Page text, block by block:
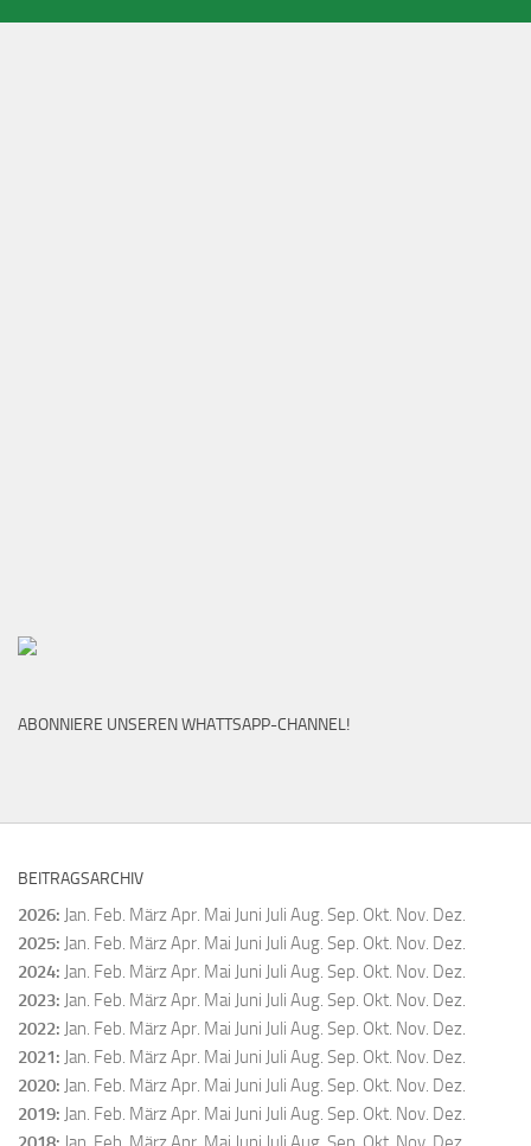
ABONNIERE UNSEREN WHATTSAPP-CHANNEL!
BEITRAGSARCHIV
2026: Jan. Feb. MärzApr. Mai Juni Juli Aug. Sep. Okt. Nov. Dez.
2025: Jan. Feb. MärzApr. Mai Juni Juli Aug. Sep. Okt. Nov. Dez.
2024: Jan. Feb. MärzApr. Mai Juni Juli Aug. Sep. Okt. Nov. Dez.
2023: Jan. Feb. MärzApr. Mai Juni Juli Aug. Sep. Okt. Nov. Dez.
2022: Jan. Feb. MärzApr. Mai Juni Juli Aug. Sep. Okt. Nov. Dez.
2021: Jan. Feb. MärzApr. Mai Juni Juli Aug. Sep. Okt. Nov. Dez.
2020: Jan. Feb. MärzApr. Mai Juni Juli Aug. Sep. Okt. Nov. Dez.
2019: Jan. Feb. MärzApr. Mai Juni Juli Aug. Sep. Okt. Nov. Dez.